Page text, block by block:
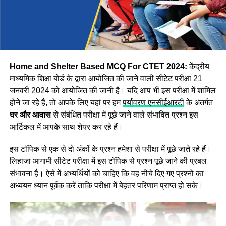
Step:2 अब वेबसाइट पर दिखाई दे रहेCTET Answer Key 2024
Step:3 अब आपको एप्लीकेशन नंबर और जन्म की तारीख दर्ज करके
लॉगिन करना होगा इसके बाद Asnswer Key स्क्रीन पर प्रदर्शित हो
जाएगी।
Home and Shelter Based MCQ For CTET 2024: केंद्रीय
माध्यमिक शिक्षा बोर्ड के द्वारा आयोजित की जाने वाली सीटेट परीक्षा 21
जनवरी 2024 को आयोजित की जानी है। यदि आप भी इस परीक्षा में शामिल
होने जा रहे हैं, तो आपके लिए यहां पर हमपर्यावरण एनसीईआरटीके अंतर्गत
घर और आवाससे संबंधित परीक्षा में पूछे जाने वाले संभावित प्रश्न इस
आर्टिकल में आपके साथ शेयर कर रहे हैं।
इस टॉपिक से एक से दो अंकों के प्रश्न हमेशा से परीक्षा में पूछे जाते रहे हैं।
लिहाजा आगामी सीटेट परीक्षा में इस टॉपिक से प्रश्न पूछे जाने की प्रबल
संभावना है। ऐसे में अभ्यर्थियों को चाहिए कि वह नीचे दिए गए प्रश्नों का
अध्ययन ध्यान पूर्वक करें ताकि परीक्षा में बेहतर परिणाम प्राप्त हो सके।